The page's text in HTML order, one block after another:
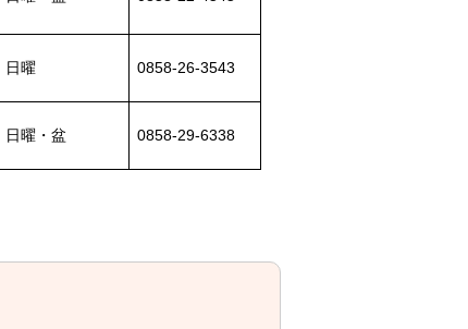
日曜 0858-26-3543
日曜・盆 0858-29-6338